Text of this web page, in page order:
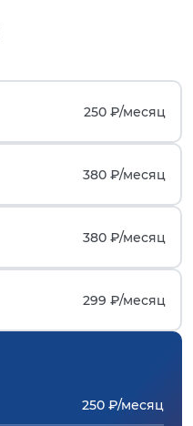
250 ₽/месяц
380 ₽/месяц
380 ₽/месяц
299 ₽/месяц
250 ₽/месяц